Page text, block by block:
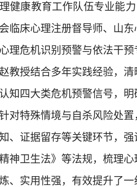
健康教育工作队伍专业能
临床心理注册督导师、山
理危机识别预警与依法干预
教授结合多年实践经验，
知四大类危机预警信号，
对特殊情境与自杀风险处
、证据留存等关键环节，
神卫生法》等法规，梳理
、实用性强，有效提升了